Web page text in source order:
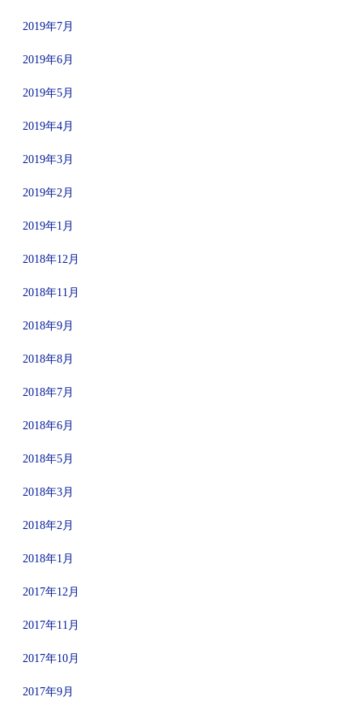
2019年7月
2019年6月
2019年5月
2019年4月
2019年3月
2019年2月
2019年1月
2018年12月
2018年11月
2018年9月
2018年8月
2018年7月
2018年6月
2018年5月
2018年3月
2018年2月
2018年1月
2017年12月
2017年11月
2017年10月
2017年9月